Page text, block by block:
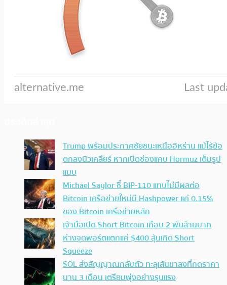
Trump พร้อมประกาศชัยชนะเหนืออิหร่าน แม้ไร้ข้อ
ตกลงนิวเคลียร์ หากเปิดช่องแคบ Hormuz เต็มรูป
แบบ
Michael Saylor ชี้ BIP-110 แทบไม่มีผลต่อ
Bitcoin เครือข่ายใหม่มี Hashpower แค่ 0.15%
ของ Bitcoin เครือข่ายหลัก
เจ้ามือเปิด Short Bitcoin เกือบ 2 พันล้านบาท
ห่างจุดพอร์ตแตกแค่ $400 ลุ้นเกิด Short
Squeeze
SOL ส่งสัญญาณกลับตัว ทะลุเส้นขาลงที่กดราคา
นาน 3 เดือน เตรียมพุ่งอย่างรุนแรง